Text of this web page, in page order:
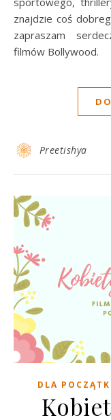
znajdzie coś
zapraszam
filmów Bollywood.
Preetishya
DLA